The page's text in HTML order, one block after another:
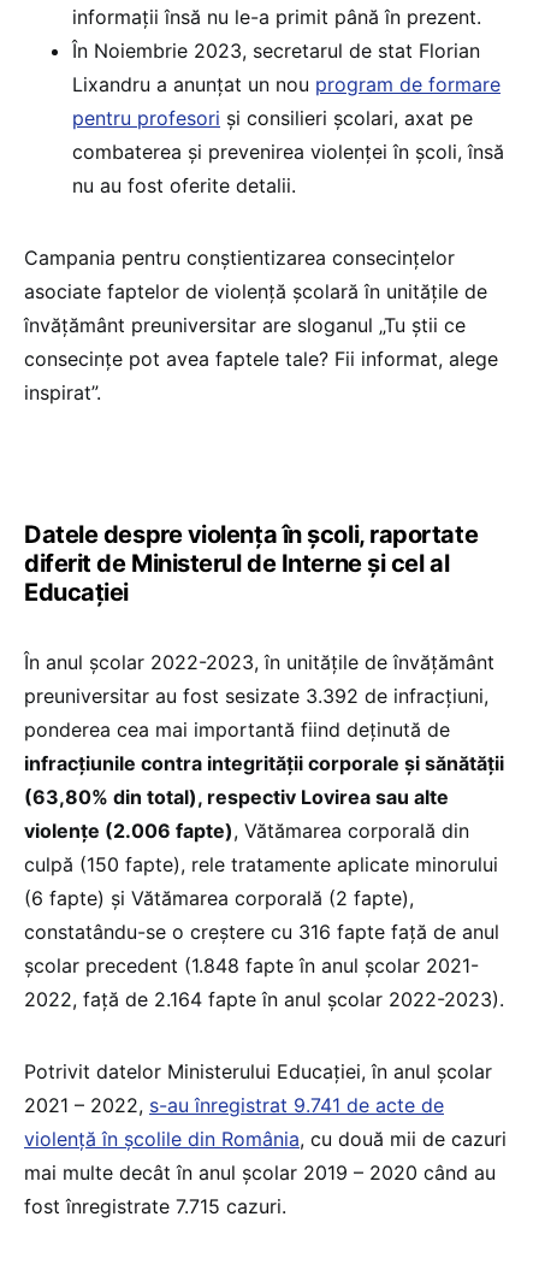
informații însă nu le-a primit până în prezent.
În Noiembrie 2023, ​secretarul de stat Florian
Lixandru a anunțat un nou program de formare
pentru profesori și consilieri școlari, axat pe
combaterea și prevenirea violenței în școli, însă
nu au fost oferite detalii.
Campania pentru conștientizarea consecințelor
asociate faptelor de violență școlară în unitățile de
învățământ preuniversitar are sloganul „Tu ştii ce
consecințe pot avea faptele tale? Fii informat, alege
inspirat”.
Datele despre violența în școli, raportate
diferit de Ministerul de Interne și cel al
Educației
În anul școlar 2022-2023, în unitățile de învățământ
preuniversitar au fost sesizate 3.392 de infracțiuni,
ponderea cea mai importantă fiind deținută de
infracțiunile contra integrității corporale și sănătății
(63,80% din total), respectiv Lovirea sau alte
violențe (2.006 fapte), Vătămarea corporală din
culpă (150 fapte), rele tratamente aplicate minorului
(6 fapte) și Vătămarea corporală (2 fapte),
constatându-se o creștere cu 316 fapte față de anul
școlar precedent (1.848 fapte în anul școlar 2021-
2022, față de 2.164 fapte în anul școlar 2022-2023).
Potrivit datelor Ministerului Educației, în anul şcolar
2021 – 2022, s-au înregistrat 9.741 de acte de
violență în școlile din România, cu două mii de cazuri
mai multe decât în anul școlar 2019 – 2020 când au
fost înregistrate 7.715 cazuri.